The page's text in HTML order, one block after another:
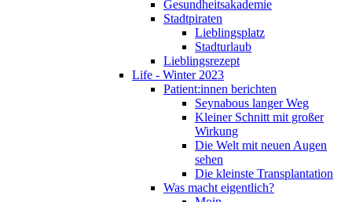
Gesundheitsakademie
Stadtpiraten
Lieblingsplatz
Stadturlaub
Lieblingsrezept
Life - Winter 2023
Patient:innen berichten
Seynabous langer Weg
Kleiner Schnitt mit großer
Wirkung
Die Welt mit neuen Augen
sehen
Die kleinste Transplantation
Was macht eigentlich?